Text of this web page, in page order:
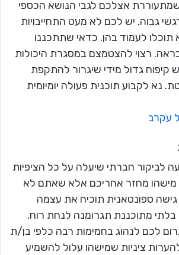
אצלכם לגבי הנושא הכספי
גבוה. יש לכם לא מעט התחייבויות
לעמוד בהן. כדאי שתתכננו
רצוי להצטמצם במסגרת היכולות
קיפוח גדול מידי שיגרור להתקפת
נא לקבוע תוכנית פעולה יומיומית
עקרב
לביקור חברתי שיעלה על כל הציפיות
מישהו מחזר אחריכם אלא שאתם לא
ספונטאנית תוכיח את עצמה
מתוכננת תגרומנה לנחת רוח.
לכם לנהוג בחמימות רבה כלפי בן/ת
ציניות שמישהו עלול להשמיע